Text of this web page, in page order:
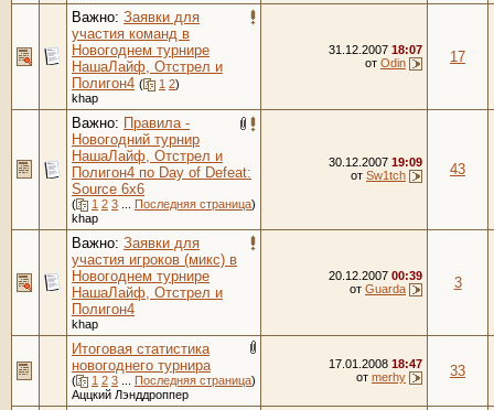
Важно: Заявки для
участия команд в
Новогоднем турнире
НашаЛайф, Отстрел и
Полигон4 ( 1 2)
khap
31.12.2007 18:07
от Odin 17
Важно: Правила -
Новогодний турнир
НашаЛайф, Отстрел и
Полигон4 по Day of Defeat:
Source 6x6
( 1 2 3 Последняя страница)
khap
30.12.2007 19:09
от Sw1tch 43
Важно: Заявки для
участия игроков (микс) в
Новогоднем турнире
НашаЛайф, Отстрел и
Полигон4
khap
20.12.2007 00:39
от Guarda 3
Итоговая статистика
новогоднего турнира
( 1 2 3 Последняя страница)
Аццкий Лэнддроппер
17.01.2008 18:47
от merhy 33